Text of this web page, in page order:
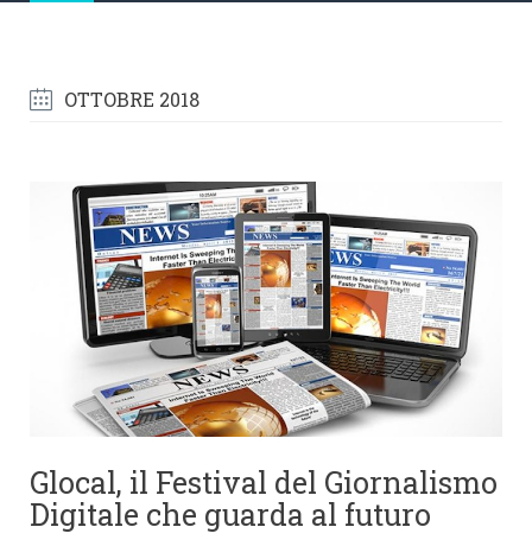
OTTOBRE 2018
Glocal, il Festival del Giornalismo
Digitale che guarda al futuro